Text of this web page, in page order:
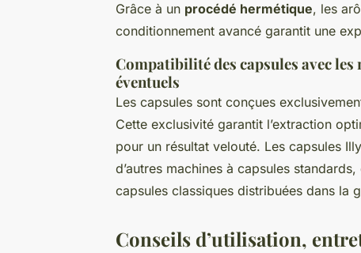
Grâce à un procédé hermétique, les
conditionnement avancé garantit une
Compatibilité des capsules avec
éventuels
Les capsules sont conçues
Cette exclusivité garantit l’extraction
pour un résultat velouté. Les capsules
d’autres machines à capsules
capsules classiques distribuées dans la
Conseils d’utilisation,